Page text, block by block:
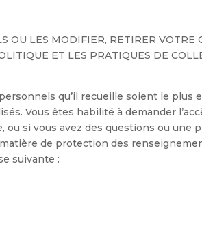
OU LES MODIFIER, RETIRER
ET LES PRATIQUES DE
qu’il recueille soient le plus
Vous êtes habilité à demander
si vous avez des questions ou
de protection des
suivante :